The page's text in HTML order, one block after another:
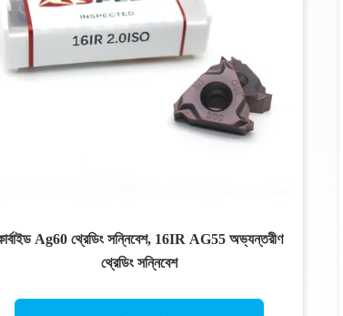
Ag60 থ্রেডিং সন্নিবেশ, 16IR AG55 অভ্যন্তরীণ
থ্রেডিং সন্নিবেশ